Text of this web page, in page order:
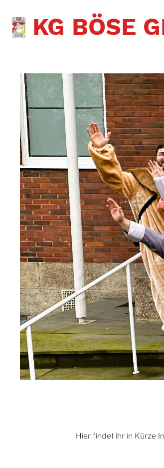
KG BÖSE
Hier findet ihr in Kürze